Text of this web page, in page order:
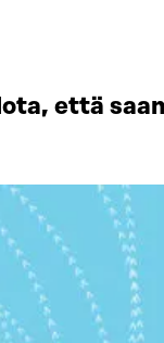
että